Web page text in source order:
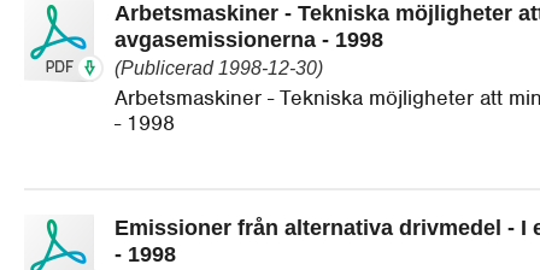
Arbetsmaskiner - Tekniska möjligheter
avgasemissionerna - 1998
(Publicerad 1998-12-30)
Arbetsmaskiner - Tekniska möjligheter att
- 1998
Emissioner från alternativa drivmedel - I
- 1998